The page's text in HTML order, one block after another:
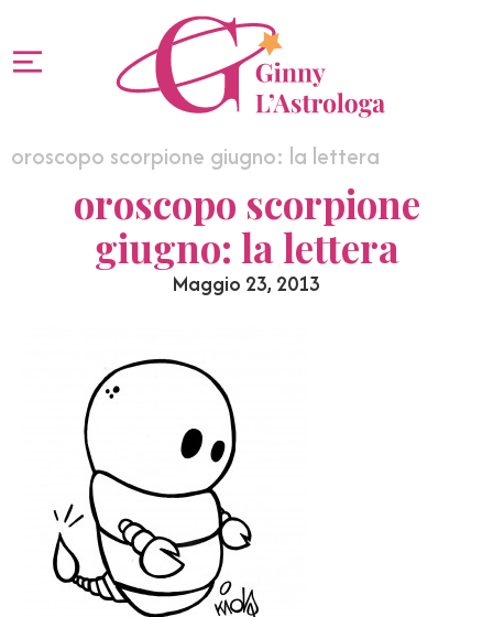
oroscopo scorpione giugno: la lettera
oroscopo scorpione
giugno: la lettera
Maggio 23, 2013